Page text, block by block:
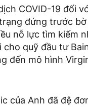
COVID-19 đối
đứng trước
nỗ lực tìm kiếm
quỹ đầu tư
đến mô hình
của Anh đã đệ